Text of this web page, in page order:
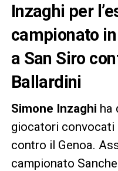
Inzaghi per
campionato
a San Siro
Ballardini
Simone Inzaghi ha
giocatori convocati
contro il Genoa.
campionato